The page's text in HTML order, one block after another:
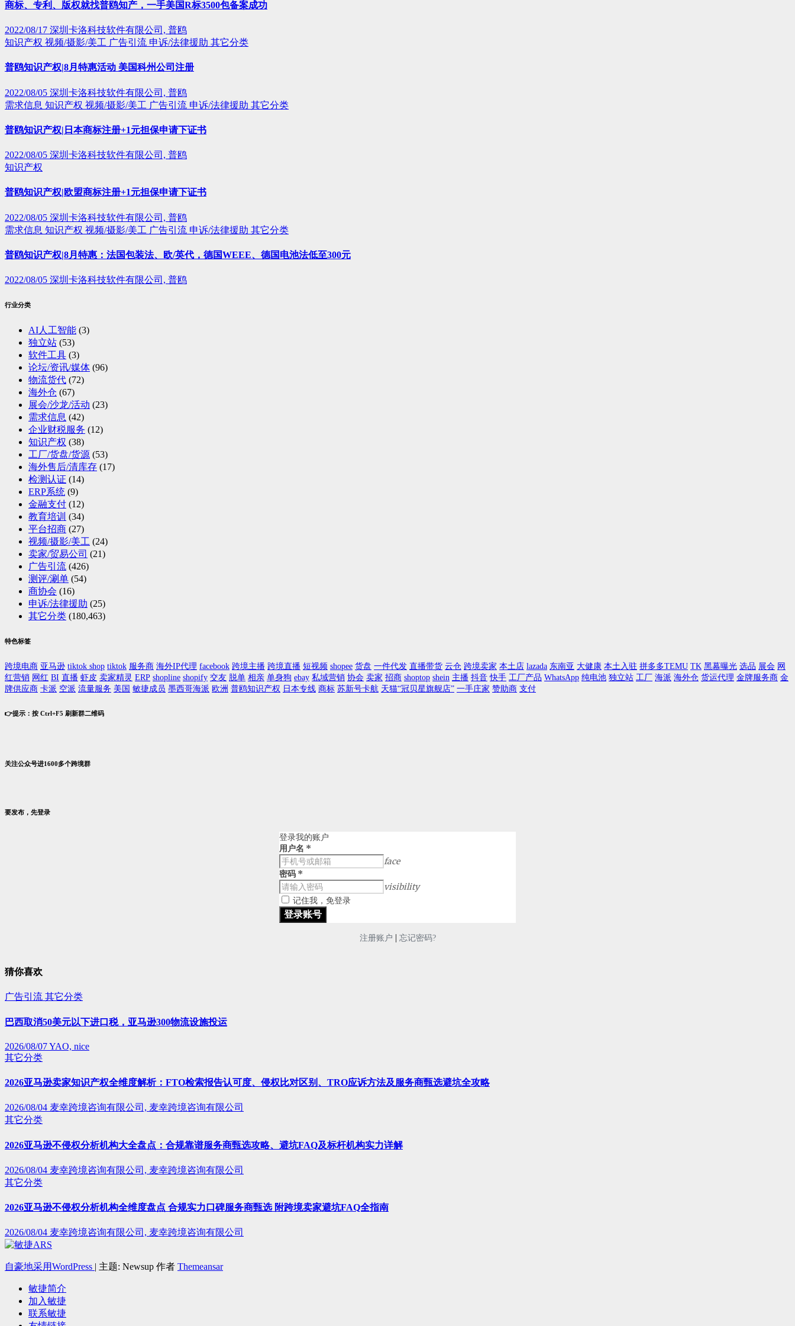
商标、专利、版权就找普鸥知产，一手美国R标3500包备案成功
2022/08/17 深圳卡洛科技软件有限公司, 普鸥
知识产权 视频/摄影/美工 广告引流 申诉/法律援助 其它分类
普鸥知识产权|8月特惠活动 美国科州公司注册
2022/08/05 深圳卡洛科技软件有限公司, 普鸥
需求信息 知识产权 视频/摄影/美工 广告引流 申诉/法律援助 其它分类
普鸥知识产权|日本商标注册+1元担保申请下证书
2022/08/05 深圳卡洛科技软件有限公司, 普鸥
知识产权
普鸥知识产权|欧盟商标注册+1元担保申请下证书
2022/08/05 深圳卡洛科技软件有限公司, 普鸥
需求信息 知识产权 视频/摄影/美工 广告引流 申诉/法律援助 其它分类
普鸥知识产权|8月特惠：法国包装法、欧/英代，德国WEEE、德国电池法低至300元
2022/08/05 深圳卡洛科技软件有限公司, 普鸥
行业分类
AI人工智能 (3)
独立站 (53)
软件工具 (3)
论坛/资讯/媒体 (96)
物流货代 (72)
海外仓 (67)
展会/沙龙/活动 (23)
需求信息 (42)
企业财税服务 (12)
知识产权 (38)
工厂/货盘/货源 (53)
海外售后/清库存 (17)
检测认证 (14)
ERP系统 (9)
金融支付 (12)
教育培训 (34)
平台招商 (27)
视频/摄影/美工 (24)
卖家/贸易公司 (21)
广告引流 (426)
测评/涮单 (54)
商协会 (16)
申诉/法律援助 (25)
其它分类 (180,463)
特色标签
跨境电商 亚马逊 tiktok shop tiktok 服务商 海外IP代理 facebook 跨境主播 跨境直播 短视频 shopee 货盘 一件代发 直播带货 云仓 跨境卖家 本土店 lazada 东南亚 大健康 本土入驻 拼多多TEMU TK 黑幕曝光 选品 展会 网
红营销 网红 BI 直播 虾皮 卖家精灵 ERP shopline shopify 交友 脱单 相亲 单身狗 ebay 私域营销 协会 卖家 招商 shoptop shein 主播 抖音 快手 工厂产品 WhatsApp 纯电池 独立站 工厂 海派 海外仓 货运代理 金牌服务商 金
牌供应商 卡派 空派 流量服务 美国 敏捷成员 墨西哥海派 欧洲 普鸥知识产权 日本专线 商标 苏新号卡航 天猫“冠贝星旗舰店” 一手庄家 赞助商 支付
👉提示：按 Ctrl+F5 刷新群二维码
关注公众号进1600多个跨境群
要发布，先登录
登录我的账户
用户名 *
face
密码 *
visibility
记住我，免登录
注册账户 | 忘记密码?
猜你喜欢
广告引流 其它分类
巴西取消50美元以下进口税，亚马逊300物流设施投运
2026/08/07YAO, nice
其它分类
2026亚马逊卖家知识产权全维度解析：FTO检索报告认可度、侵权比对区别、TRO应诉方法及服务商甄选避坑全攻略
2026/08/04 麦幸跨境咨询有限公司, 麦幸跨境咨询有限公司
其它分类
2026亚马逊不侵权分析机构大全盘点：合规靠谱服务商甄选攻略、避坑FAQ及标杆机构实力详解
2026/08/04 麦幸跨境咨询有限公司, 麦幸跨境咨询有限公司
其它分类
2026亚马逊不侵权分析机构全维度盘点 合规实力口碑服务商甄选 附跨境卖家避坑FAQ全指南
2026/08/04 麦幸跨境咨询有限公司, 麦幸跨境咨询有限公司
自豪地采用WordPress 主题: Newsup 作者 Themeansar
敏捷简介
加入敏捷
联系敏捷